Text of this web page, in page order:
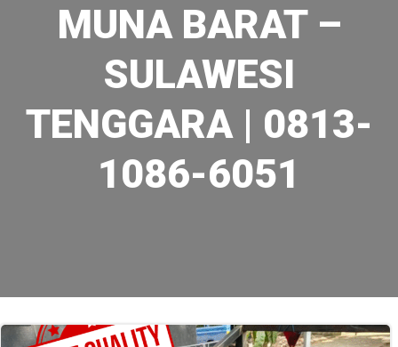
MUNA BARAT –
SULAWESI
TENGGARA | 0813-
1086-6051